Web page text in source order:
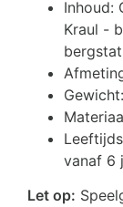
Inhoud:
Kraul -
vanaf 6
Let op: